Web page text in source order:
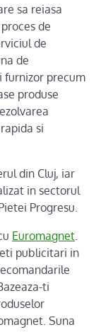
sa reiasa
de
de
de
furnizor precum
produse
si
din Cluj, iar
in sectorul
Progresu.
Euromagnet
publicitari in
ti
Suna